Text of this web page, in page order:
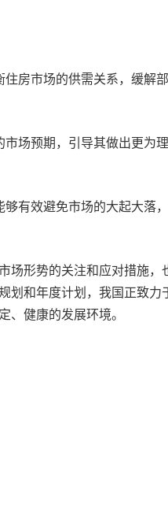
房市场的供需关系，缓解
场预期，引导其做出更为
有效避免市场的大起大落
场形势的关注和应对措施，
划和年度计划，我国正致力
、健康的发展环境。